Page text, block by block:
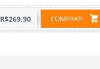
COMPRAR
R$269,90